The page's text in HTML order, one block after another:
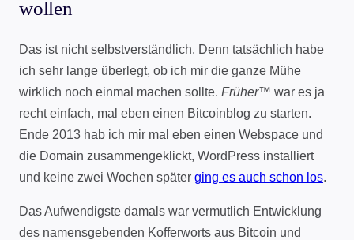
wollen
Das ist nicht selbstverständlich. Denn tatsächlich habe
ich sehr lange überlegt, ob ich mir die ganze Mühe
wirklich noch einmal machen sollte. Früher™ war es ja
recht einfach, mal eben einen Bitcoinblog zu starten.
Ende 2013 hab ich mir mal eben einen Webspace und
die Domain zusammengeklickt, WordPress installiert
und keine zwei Wochen später ging es auch schon los.
Das Aufwendigste damals war vermutlich Entwicklung
des namensgebenden Kofferworts aus Bitcoin und